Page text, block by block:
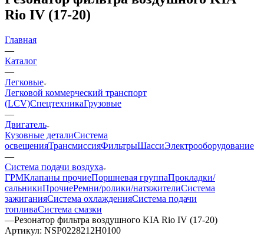
Rio IV (17-20)
Главная
—
Каталог
—
Легковые
Легковой коммерческий транспорт
(LCV)СпецтехникаГрузовые
—
Двигатель
Кузовные деталиСистема
освещенияТрансмиссияФильтрыШассиЭлектрооборудование
—
Система подачи воздуха
ГРМКлапаны прочиеПоршневая группаПрокладки/
сальникиПрочиеРемни/ролики/натяжителиСистема
зажиганияСистема охлажденияСистема подачи
топливаСистема смазки
—Резонатор фильтра воздушного KIA Rio IV (17-20)
Артикул: NSP0228212H0100